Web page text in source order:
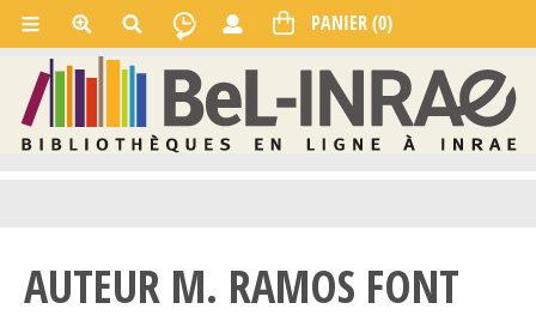
AUTEUR M. RAMOS FONT